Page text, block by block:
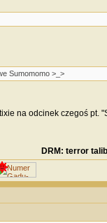
Sumomomo >_>
na odcinek czegoś pt.
terror talibów